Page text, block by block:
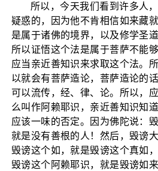
所以，今天我们看到许多人
疑惑的，因为他不肯相信如来藏
是属于诸佛的境界，以及修学圣
所以证悟这个法是属于菩萨不能
应当亲近善知识来求取这个法。
以就会有菩萨造论，菩萨造论的
可以流传，经、律、论。所以，
么叫作阿赖耶识，亲近善知识知
应该一味的否定。因为佛陀说：
就是没有善根的人！然后，毁谤
毁谤这个如，就是毁谤这个真如
毁谤这个阿赖耶识，就是毁谤如